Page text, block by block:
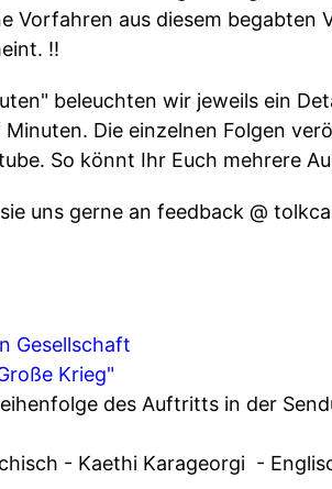
Vorfahren aus diesem begabten
‼️
beleuchten wir jeweils ein
Die einzelnen Folgen
So könnt Ihr Euch mehrere
uns gerne an feedback @
Gesellschaft
Krieg"
des Auftritts in der
- Kaethi Karageorgi -